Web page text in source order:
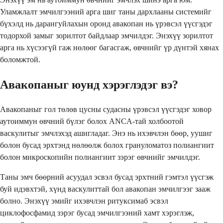
Уламжлалт эмчилгээний арга шиг таны дархлааны системийг
бүхэлд нь дарангуйлахын оронд авакопан нь үрэвсэл үүсгэдэг
тодорхой замыг зорилтот байдлаар эмчилдэг. Энэхүү зорилтот
арга нь хүсээгүй гаж нөлөөг багасгаж, өвчнийг үр дүнтэй хянах
боломжтой.
Авакопаныг юунд хэрэглэдэг вэ?
Авакопаныг гол төлөв цусны судасны үрэвсэл үүсгэдэг ховор
аутоиммун өвчний бүлэг болох ANCA-тай холбоотой
васкулитыг эмчлэхэд ашигладаг. Энэ нь ихэвчлэн бөөр, уушиг
болон бусад эрхтэнд нөлөөлж болох грануломатоз полиангиит
болон микроскопийн полиангиит зэрэг өвчнийг эмчилдэг.
Таны эмч бөөрний асуудал эсвэл бусад эрхтний гэмтэл үүсгэж
буй идэвхтэй, хүнд васкулиттай бол авакопан эмчилгээг зааж
болно. Энэхүү эмийг ихэвчлэн ритуксимаб эсвэл
циклофосфамид зэрэг бусад эмчилгээний хамт хэрэглэж,